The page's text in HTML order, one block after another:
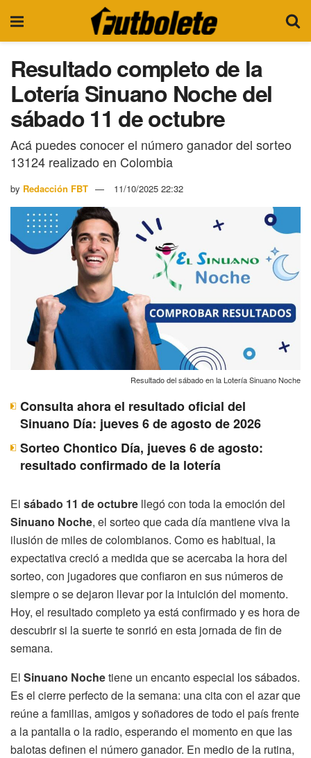
Resultado completo de la
Lotería Sinuano Noche del
sábado 11 de octubre
Acá puedes conocer el número ganador del sorteo
13124 realizado en Colombia
by Redacción FBT 11/10/2025 22:32
Resultado del sábado en la Lotería Sinuano Noche
Consulta ahora el resultado oficial del
Sinuano Día: jueves 6 de agosto de 2026
Sorteo Chontico Día, jueves 6 de agosto:
resultado confirmado de la lotería
El sábado 11 de octubre llegó con toda la emoción del
Sinuano Noche, el sorteo que cada día mantiene viva la
ilusión de miles de colombianos. Como es habitual, la
expectativa creció a medida que se acercaba la hora del
sorteo, con jugadores que confiaron en sus números de
siempre o se dejaron llevar por la intuición del momento.
Hoy, el resultado completo ya está confirmado y es hora de
descubrir si la suerte te sonrió en esta jornada de fin de
semana.
El Sinuano Nochetiene un encanto especial los sábados.
Es el cierre perfecto de la semana: una cita con el azar que
reúne a familias, amigos y soñadores de todo el país frente
a la pantalla o la radio, esperando el momento en que las
balotas definen el número ganador. En medio de la rutina,